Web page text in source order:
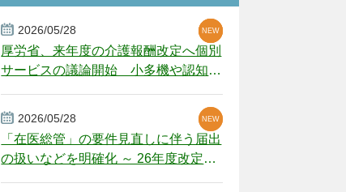
2026/05/28
厚労省、来年度の介護報酬改定へ個別
サービスの議論開始 小多機や認知症
NEW
NEW
NEW
2026/05/28
「在医総管」の要件見直しに伴う届出
の扱いなどを明確化 ～ 26年度改定疑
NEW
NEW